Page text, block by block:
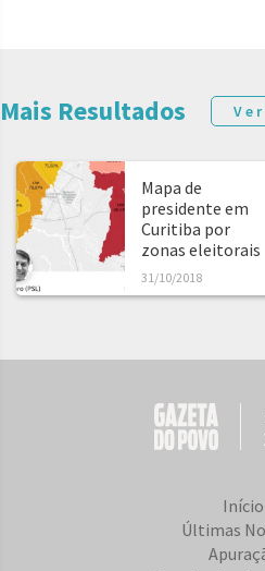
Mais Resultados
Mapa de
presidente em
Curitiba por
zonas eleitorais
31/10/2018
Início
Últimas